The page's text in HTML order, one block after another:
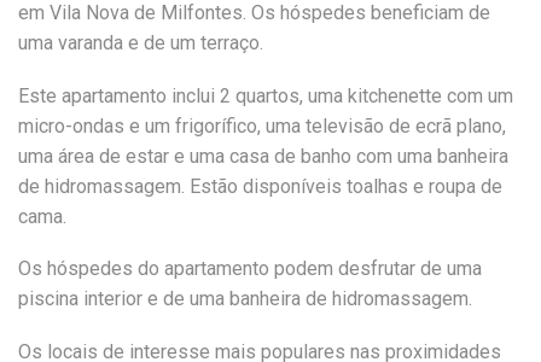
em Vila Nova de Milfontes. Os hóspedes beneficiam de
uma varanda e de um terraço.
Este apartamento inclui 2 quartos, uma kitchenette com um
micro-ondas e um frigorífico, uma televisão de ecrã plano,
uma área de estar e uma casa de banho com uma banheira
de hidromassagem. Estão disponíveis toalhas e roupa de
cama.
Os hóspedes do apartamento podem desfrutar de uma
piscina interior e de uma banheira de hidromassagem.
Os locais de interesse mais populares nas proximidades